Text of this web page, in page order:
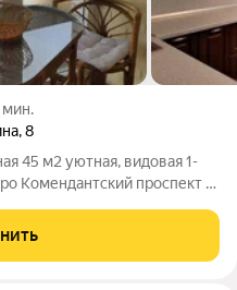
,8
45 м2 уютная, видовая 1-
Комендантский проспект (5
мебель и техника.